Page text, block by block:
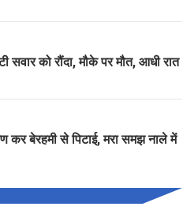
को रौंदा, मौके पर मौत, आधी रात
बेरहमी से पिटाई, मरा समझ नाले में